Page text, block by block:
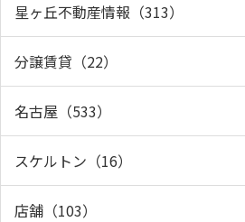
星ヶ丘不動産情報（313）
分譲賃貸（22）
名古屋（533）
スケルトン（16）
店舗（103）